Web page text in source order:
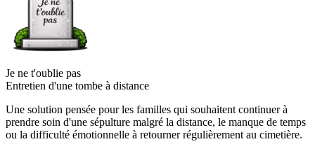
Je ne t'oublie pas
Entretien d'une tombe à distance
Une solution pensée pour les familles qui souhaitent continuer à
prendre soin d'une sépulture malgré la distance, le manque de temps
ou la difficulté émotionnelle à retourner régulièrement au cimetière.